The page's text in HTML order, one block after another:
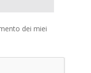
dei miei